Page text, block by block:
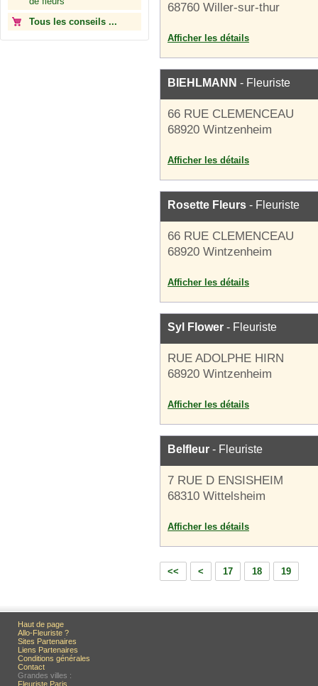
Tous les conseils ...
68760 Willer-sur-thur
Afficher les détails
BIEHLMANN - Fleuriste
66 RUE CLEMENCEAU
68920 Wintzenheim
Afficher les détails
Rosette Fleurs - Fleuriste
66 RUE CLEMENCEAU
68920 Wintzenheim
Afficher les détails
Syl Flower - Fleuriste
RUE ADOLPHE HIRN
68920 Wintzenheim
Afficher les détails
Belfleur - Fleuriste
7 RUE D ENSISHEIM
68310 Wittelsheim
Afficher les détails
<< < 17 18 19
Haut de page
Allo-Fleuriste ?
Sites Partenaires
Liens Partenaires
Conditions générales
Contact
Grandes villes :
Fleuriste Paris